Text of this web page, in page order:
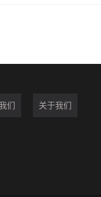
们 关于我们